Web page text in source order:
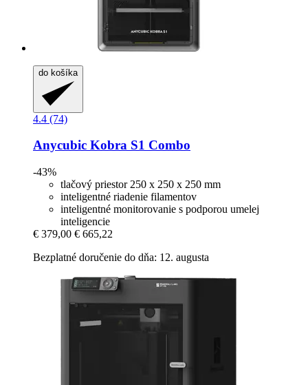
do košíka
4.4 (74)
Anycubic Kobra S1 Combo
-43%
tlačový priestor 250 x 250 x 250 mm
inteligentné riadenie filamentov
inteligentné monitorovanie s podporou umelej
inteligencie
€ 379,00 € 665,22
Bezplatné doručenie do dňa: 12. augusta